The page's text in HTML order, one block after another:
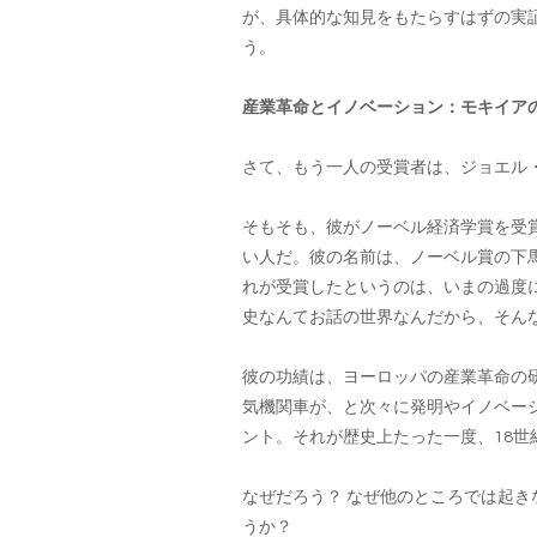
が、具体的な知見をもたらすはずの
う。
産業革命とイノベーション：モキイア
さて、もう一人の受賞者は、ジョエル
そもそも、彼がノーベル経済学賞を
い人だ。彼の名前は、ノーベル賞の
れが受賞したというのは、いまの過
史なんてお話の世界なんだから、そ
彼の功績は、ヨーロッパの産業革命の
気機関車が、と次々に発明やイノベー
ント。それが歴史上たった一度、18
なぜだろう？ なぜ他のところでは起
うか？